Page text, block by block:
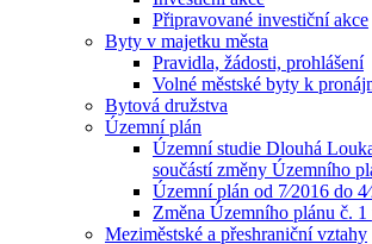
Připravované investiční akce
Byty v majetku města
Pravidla, žádosti, prohlášení
Volné městské byty k
Bytová družstva
Územní plán
Územní studie Dlouhá
součástí změny Územního
Územní plán od 7⁄2016 do
Změna Územního plánu č. 1
Meziměstské a přeshraniční vztahy